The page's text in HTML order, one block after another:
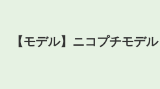
【モデル】ニコプチモデ